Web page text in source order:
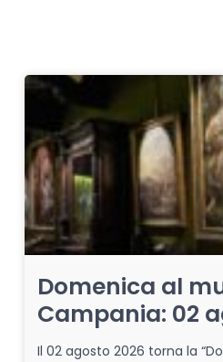
Domenica al
Campania: 02
Il 02 agosto 2026 torna la